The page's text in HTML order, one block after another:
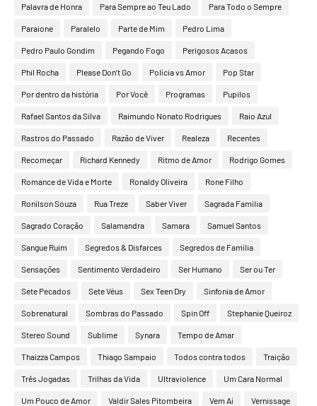
Palavra de Honra Para Sempre ao Teu Lado Para Todo o Sempre
Paraione Paralelo Parte de Mim Pedro Lima
Pedro Paulo Gondim Pegando Fogo Perigosos Acasos
Phil Rocha Please Don’t Go Polícia vs Amor Pop Star
Por dentro da história Por Você Programas Pupilos
Rafael Santos da Silva Raimundo Nonato Rodrigues Raio Azul
Rastros do Passado Razão de Viver Realeza Recentes
Recomeçar Richard Kennedy Ritmo de Amor Rodrigo Gomes
Romance de Vida e Morte Ronaldy Oliveira Rone Filho
Ronilson Souza Rua Treze Saber Viver Sagrada Família
Sagrado Coração Salamandra Samara Samuel Santos
Sangue Ruim Segredos & Disfarces Segredos de Família
Sensações Sentimento Verdadeiro Ser Humano Ser ou Ter
Sete Pecados Sete Véus Sex Teen Dry Sinfonia de Amor
Sobrenatural Sombras do Passado Spin Off Stephanie Queiroz
Stereo Sound Sublime Synara Tempo de Amar
Thaizza Campos Thiago Sampaio Todos contra todos Traição
Três Jogadas Trilhas da Vida Ultraviolence Um Cara Normal
Um Pouco de Amor Valdir Sales Pitombeira Vem Aí Vernissage